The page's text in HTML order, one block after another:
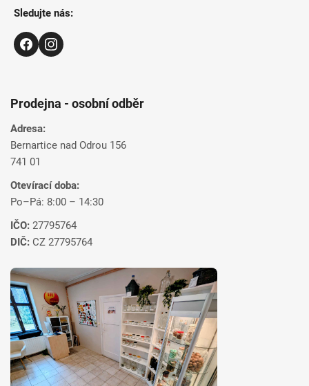
Sledujte nás:
Prodejna - osobní odběr
Adresa:
Bernartice nad Odrou 156
741 01
Otevírací doba:
Po–Pá: 8:00 – 14:30
IČO: 27795764
DIČ: CZ 27795764